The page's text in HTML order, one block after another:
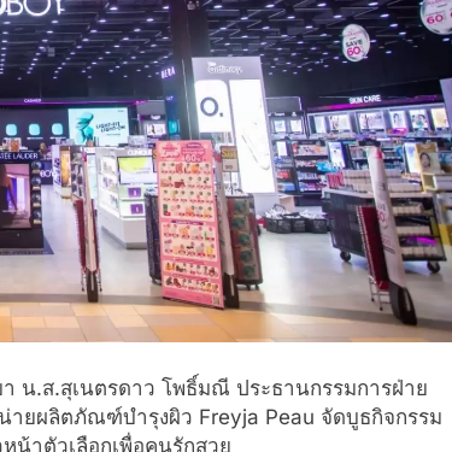
น.ส.สุเนตรดาว โพธิ์มณี ประธานกรรมการฝ่าย
ายผลิตภัณฑ์บำรุงผิว Freyja Peau จัดบูธกิจกรรม
าตัวเลือกเพื่อคนรักสวย